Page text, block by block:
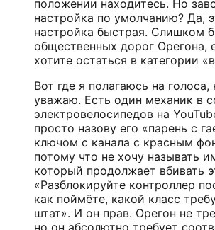
положении находитесь. Но
настройка по умолчанию? Да,
настройка быстрая. Слишком
общественных дорог Орегона,
хотите остаться в категории
Вот где я полагаюсь на
уважаю. Есть один механик в
электровелосипедов на
просто назову его «парень с
ключом с канала с красным
потому что не хочу называть
который продолжает вбивать
«Разблокируйте контроллер
как поймёте, какой класс
штат». И он прав. Орегон не